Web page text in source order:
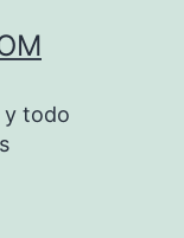
y todo